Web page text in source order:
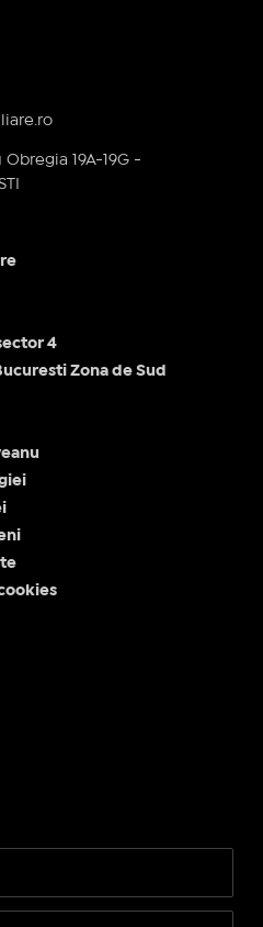
19A-19G -
4
Zona de Sud